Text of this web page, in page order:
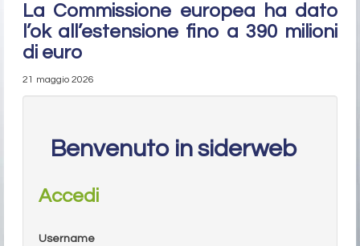
La Commissione europea ha dato
l’ok all’estensione fino a 390 milioni
di euro
21 maggio 2026
Benvenuto in siderweb
Accedi
Username